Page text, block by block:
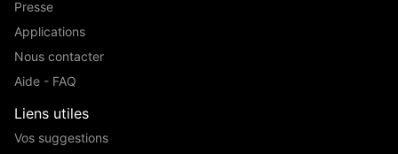
Presse
Applications
Nous contacter
Aide - FAQ
Liens utiles
Vos suggestions